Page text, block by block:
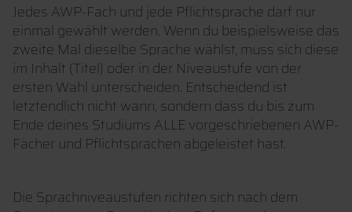
Jedes AWP-Fach und jede Pflichtsprache darf nur
einmal gewählt werden. Wenn du beispielsweise das
zweite Mal dieselbe Sprache wählst, muss sich diese
im Inhalt (Titel) oder in der Niveaustufe von der
ersten Wahl unterscheiden. Entscheidend ist
letztendlich nicht wann, sondern dass du bis zum
Ende deines Studiums ALLE vorgeschriebenen AWP-
Fächer und Pflichtsprachen abgeleistet hast.
Die Sprachniveaustufen richten sich nach dem